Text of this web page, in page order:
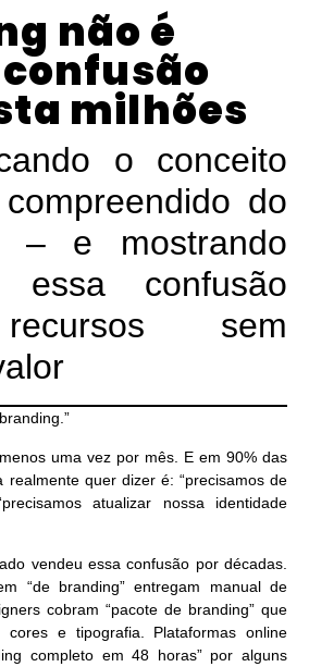
não é
confusão
milhões
o conceito
do
– e mostrando
confusão
sem
uma vez por mês. E em 90% das
realmente quer dizer é: “precisamos de
atualizar nossa identidade
vendeu essa confusão por décadas.
“de branding” entregam manual de
cobram “pacote de branding” que
e tipografia. Plataformas online
completo em 48 horas” por alguns